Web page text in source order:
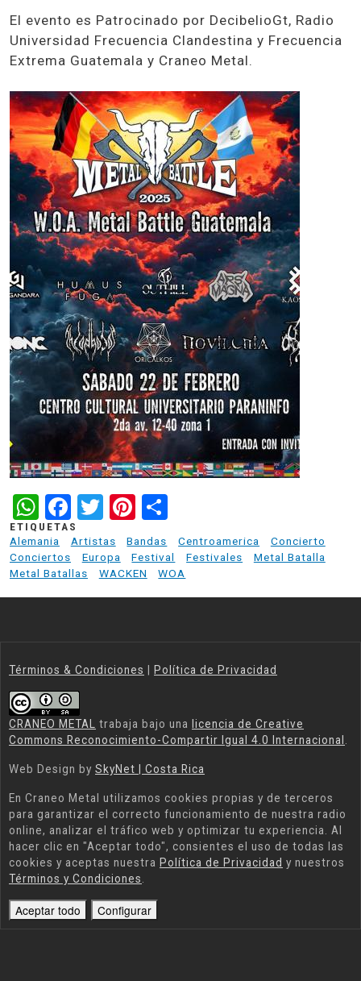
El evento es Patrocinado por DecibelioGt, Radio
Universidad Frecuencia Clandestina y Frecuencia
Extrema Guatemala y Craneo Metal.
WhatsApp
Facebook
TwitterPinterest
ETIQUETAS
Alemania
Artistas Bandas Centroamerica
Concierto
Conciertos
Europa Festival Festivales
Metal Batalla
Metal Batallas
WACKEN WOA
Términos & Condiciones Política de Privacidad
CRANEO METAL trabaja bajo una
licencia de Creative
Commons Reconocimiento-Compartir Igual 4.0 Internacional
Web Design by SkyNet | Costa Rica
En Craneo Metal
utilizamos cookies propias y de terceros
para garantizar el correcto funcionamiento de nuestra radio
online, analizar el tráfico web y optimizar tu experiencia. Al
hacer clic en "Aceptar todo", consientes el uso de todas las
cookies y aceptas nuestra Política de Privacidad y nuestros
Términos y Condiciones
Aceptar todo Configurar